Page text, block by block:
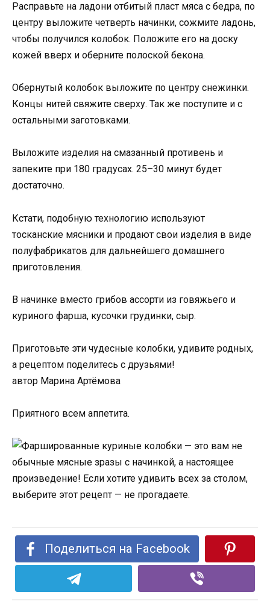
Расправьте на ладони отбитый пласт мяса с бедра, по
центру выложите четверть начинки, сожмите ладонь,
чтобы получился колобок. Положите его на доску
кожей вверх и оберните полоской бекона.
Обернутый колобок выложите по центру снежинки.
Концы нитей свяжите сверху. Так же поступите и с
остальными заготовками.
Выложите изделия на смазанный противень и
запеките при 180 градусах. 25–30 минут будет
достаточно.
Кстати, подобную технологию используют
тосканские мясники и продают свои изделия в виде
полуфабрикатов для дальнейшего домашнего
приготовления.
В начинке вместо грибов ассорти из говяжьего и
куриного фарша, кусочки грудинки, сыр.
Приготовьте эти чудесные колобки, удивите родных,
а рецептом поделитесь с друзьями!
автор Марина Артёмова
Приятного всем аппетита.
Поделиться на Facebook